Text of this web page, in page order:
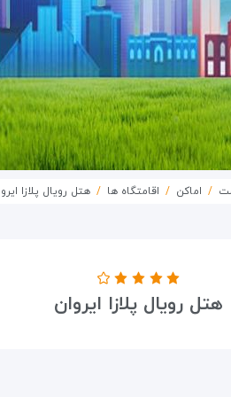
اماکن اقامتگاه ها هتل رویال پلازا
هتل رویال پلازا ایروان